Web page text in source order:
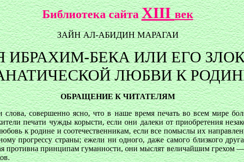
Библиотека сайта XIIIвек
ЗАЙН АЛ-АБИДИН МАРАГАИ
БЕКА ИЛИ ЕГО
ЛЮБВИ К
ОБРАЩЕНИЕ К ЧИТАТЕЛЯМ
совершенно ясно, что в наше время печать во всем мире
печати чужды корысти, если они далеки от приобретения
к родине и соотечественникам, если все помыслы их
прогрессу страны; ежели ни одного, даже самого близкого
противна принципам гуманности, они мыслят величайшим грехом